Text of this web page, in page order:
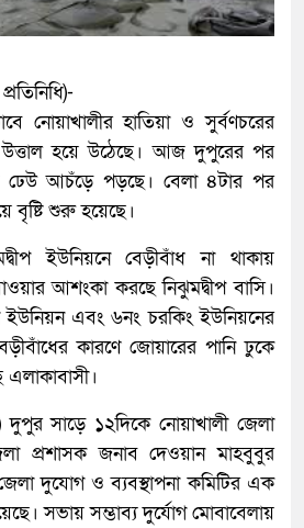
নোয়াখালীর হাতিয়া ও সুর্বণচরের
হয়ে উঠেছে। আজ দুপুরের পর
আচঁড়ে পড়ছে। বেলা ৪টার পর
শুরু হয়েছে।
ইউনিয়নে বেড়ীবাঁধ না থাকায়
আশংকা করছে নিঝুমদ্বীপ বাসি।
এবং ৬নং চরকিং ইউনিয়নের
কারণে জোয়ারের পানি ঢুকে
সাড়ে ১২দিকে নোয়াখালী জেলা
প্রশাসক জনাব দেওয়ান মাহবুবুর
দুযোগ ও ব্যবস্থাপনা কমিটির এক
সভায় সম্ভাব্য দুর্যোগ মোবাবেলায়